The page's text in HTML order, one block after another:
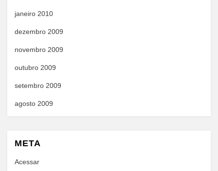
janeiro 2010
dezembro 2009
novembro 2009
outubro 2009
setembro 2009
agosto 2009
META
Acessar